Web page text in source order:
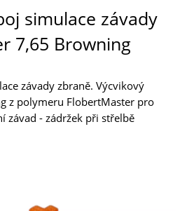
simulace závady
7,65 Browning
závady zbraně. Výcvikový
z polymeru FlobertMaster pro
závad - zádržek při střelbě